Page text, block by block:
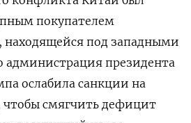
покупателем
находящейся под западными
администрация президента
ослабила санкции на
чтобы смягчить дефицит